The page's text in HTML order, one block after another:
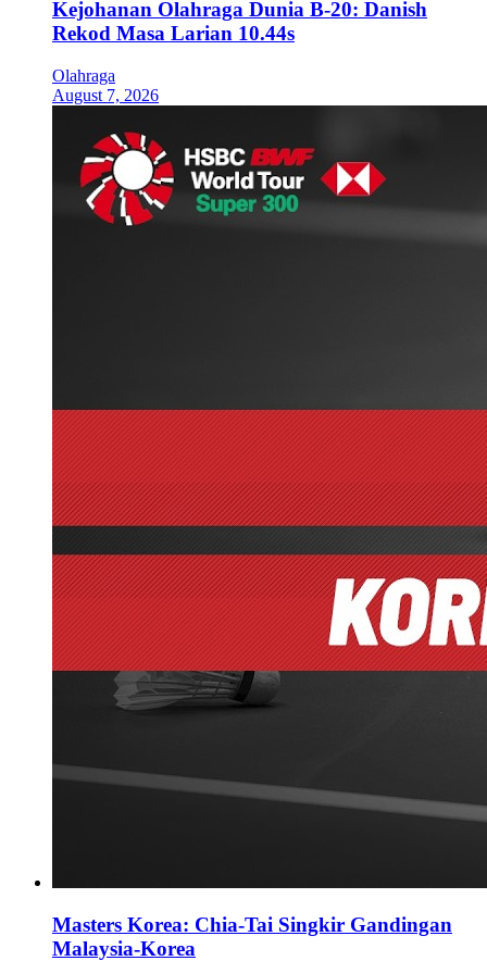
Kejohanan Olahraga Dunia B-20: Danish
Rekod Masa Larian 10.44s
Olahraga
August 7, 2026
Masters Korea: Chia-Tai Singkir Gandingan
Malaysia-Korea